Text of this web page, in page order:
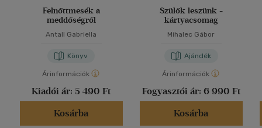
Felnőttmesék a
meddőségről
Antall Gabriella
Könyv
Árinformációk
Kiadói ár: 5 490 Ft
Kosárba
Szülők leszünk -
kártyacsomag
Mihalec Gábor
Ajándék
Árinformációk
Fogyasztói ár: 6 990 Ft
Kosárba